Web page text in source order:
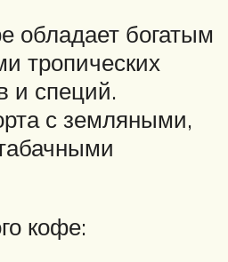
обладает богатым
тропических
и специй.
с земляными,
кофе: